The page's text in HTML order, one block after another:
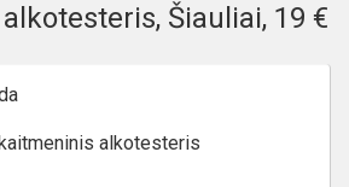
Šiauliai, 19 €
alkotesteris